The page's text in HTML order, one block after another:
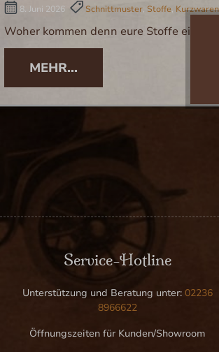
8. Juni 2026 Schnittmuster, Stoffe, Kurzwaren
Woher kommen denn eure Stoffe
MEHR...
Service-Hotline
Unterstützung und Beratung unter: 02236
8966622
Öffnungszeiten für Kunden/Showroom